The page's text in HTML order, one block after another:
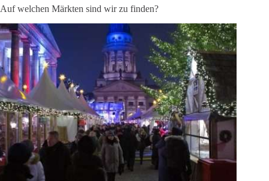
Auf welchen Märkten sind wir zu finden?